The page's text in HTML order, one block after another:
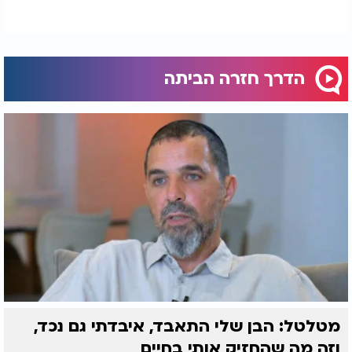
בהכרח רוחניים, פשוט אין להם רכוש חומרי. הוא הבחין
באכזריות שביחס לפרות המקודשות שאוכלות נייר
ועיתונים ברחובות ללא טיפול, וקלט שהרוחניות
המעוטרת של המזרח היא לעיתים קרובות מסכה לעוני
ולניסיונות הונאה של תיירים.
הדרך חזרה הביתה
מטלטל: הבן שלי התאבד, איבדתי גם נכד,